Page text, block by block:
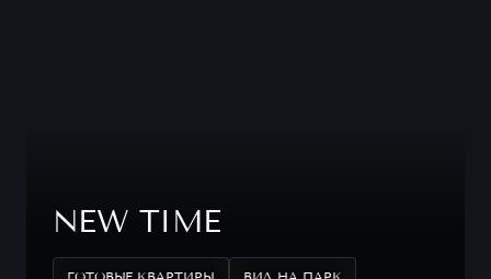
NEW TIME